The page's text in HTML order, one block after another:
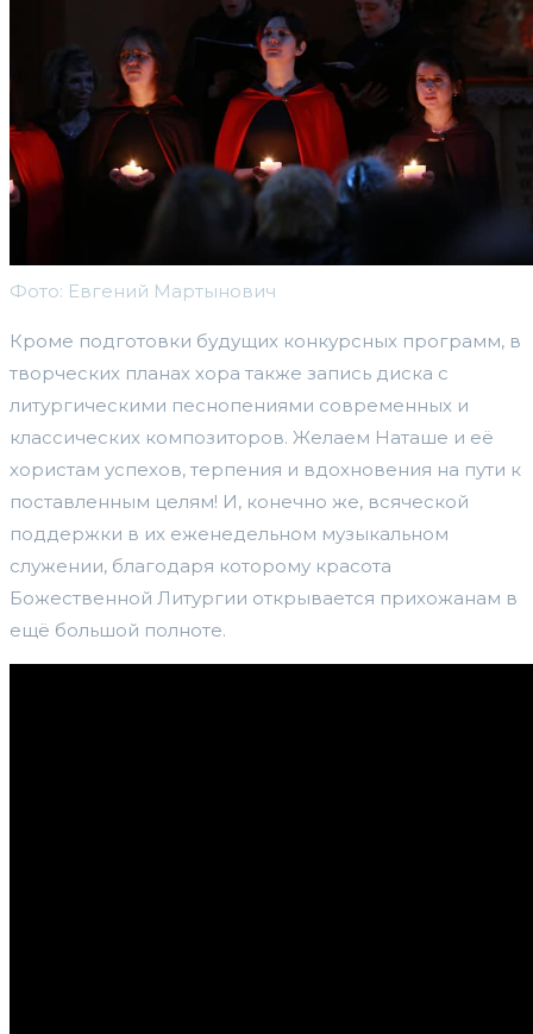
Фото: Евгений Мартынович
Кроме подготовки будущих конкурсных программ, в
творческих планах хора также запись диска с
литургическими песнопениями современных и
классических композиторов. Желаем Наташе и её
хористам успехов, терпения и вдохновения на пути к
поставленным целям! И, конечно же, всяческой
поддержки в их еженедельном музыкальном
служении, благодаря которому красота
Божественной Литургии открывается прихожанам в
ещё большой полноте.